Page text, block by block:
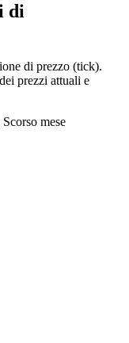
di
di prezzo (tick).
prezzi attuali e
Scorso mese